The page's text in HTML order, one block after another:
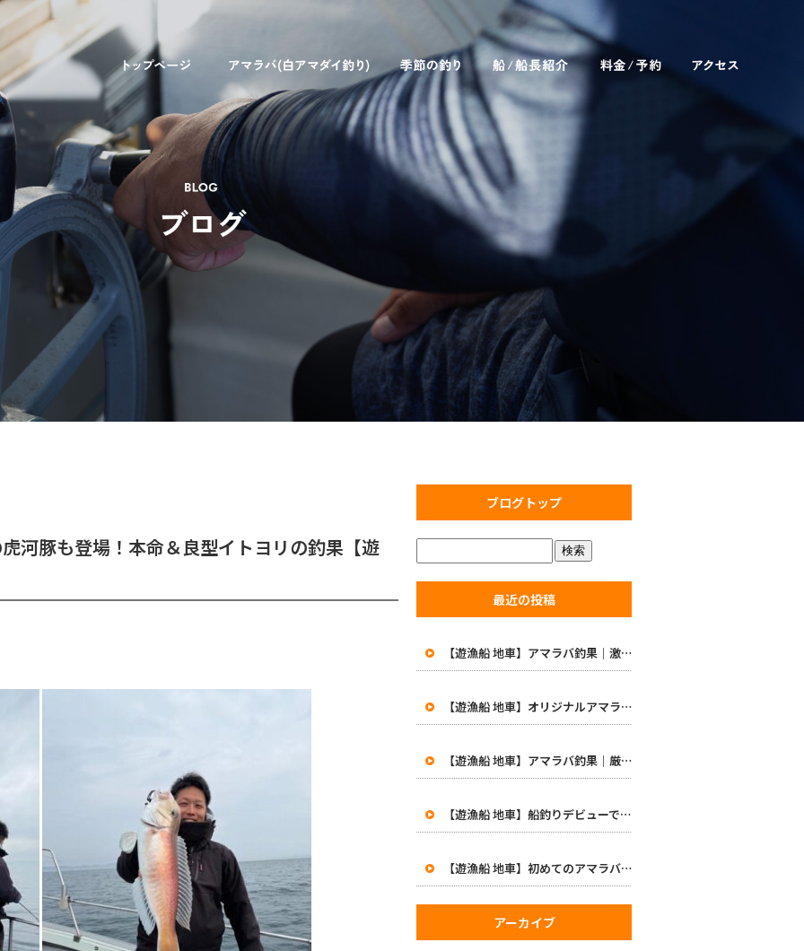
河豚も登場！本命＆良型イトヨリの釣果【遊
ブログトップ
最近の投稿
【遊漁船 地車】アマラバ釣果｜激渋の中で価値ある一匹！初めての48cm白甘鯛に笑顔
【遊漁船 地車】オリジナルアマラバロッドがついに完成！8月1日より販売開始
【遊漁船 地車】アマラバ釣果｜厳しい一日…49.5cmの良型白甘鯛をキャッチ
【遊漁船 地車】船釣りデビューで47cm！初めてのアマラバで大興奮の一日
【遊漁船 地車】初めてのアマラバで50オーバー2本！有田沖で良型白甘鯛をキャッチ
アーカイブ